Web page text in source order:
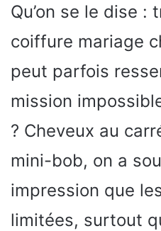
Qu’on se le dise :
coiffure mariage
peut parfois
mission
? Cheveux au
mini-bob, on a
impression que
limitées, surtout